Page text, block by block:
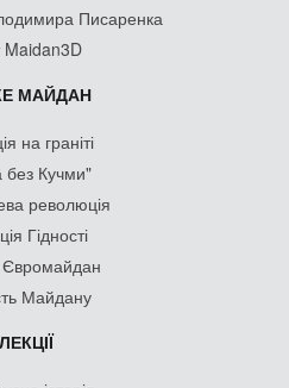
Писаренка
Maidan3D
МАЙДАН
на граніті
без Кучми"
революція
Гідності
Євромайдан
Майдану